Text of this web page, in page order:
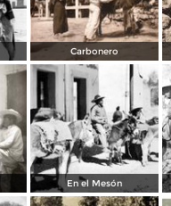
Carbonero
En el Mesón